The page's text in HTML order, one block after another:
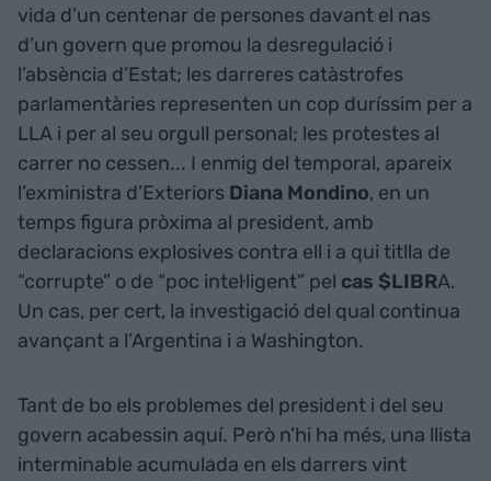
vida d’un centenar de persones davant el nas
d’un govern que promou la desregulació i
l’absència d’Estat; les darreres catàstrofes
parlamentàries representen un cop duríssim per a
LLA i per al seu orgull personal; les protestes al
carrer no cessen... I enmig del temporal, apareix
l’exministra d’Exteriors Diana Mondino, en un
temps figura pròxima al president, amb
declaracions explosives contra ell i a qui titlla de
“corrupte” o de “poc intel·ligent” pel cas $LIBRA.
Un cas, per cert, la investigació del qual continua
avançant a l’Argentina i a Washington.
Tant de bo els problemes del president i del seu
govern acabessin aquí. Però n’hi ha més, una llista
interminable acumulada en els darrers vint